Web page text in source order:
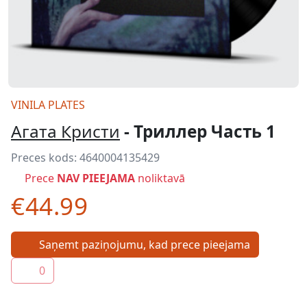
VINILA PLATES
Агата Кристи - Триллер Часть 1
Preces kods: 4640004135429
Prece NAV PIEEJAMA noliktavā
€44.99
Saņemt paziņojumu, kad prece pieejama
0